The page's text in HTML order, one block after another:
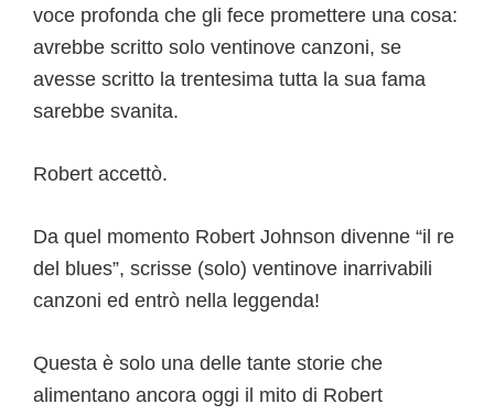
voce profonda che gli fece promettere una cosa:
avrebbe scritto solo ventinove canzoni, se
avesse scritto la trentesima tutta la sua fama
sarebbe svanita.
Robert accettò.
Da quel momento Robert Johnson divenne “il re
del blues”, scrisse (solo) ventinove inarrivabili
canzoni ed entrò nella leggenda!
Questa è solo una delle tante storie che
alimentano ancora oggi il mito di Robert